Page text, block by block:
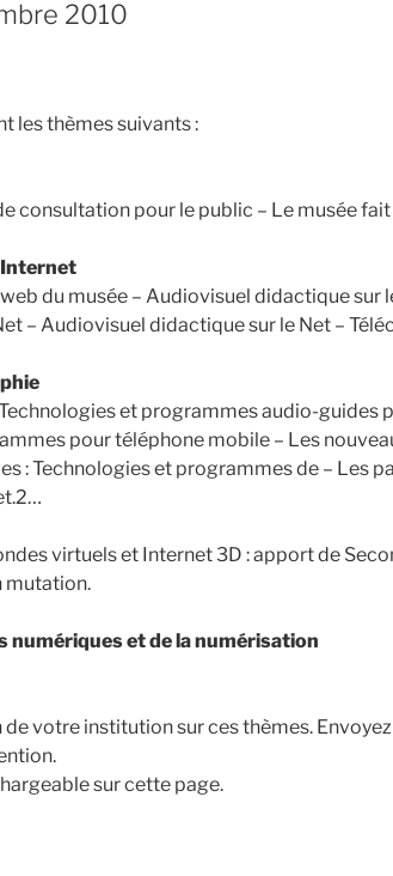
2010
les thèmes suivants :
consultation pour le public – Le musée
Internet
du musée – Audiovisuel didactique sur
– Audiovisuel didactique sur le Net –
et programmes audio-guides
pour téléphone mobile – Les
: Technologies et programmes de – Les
virtuels et Internet 3D : apport de
mutation.
numériques et de la numérisation
votre institution sur ces thèmes.
sur cette page.